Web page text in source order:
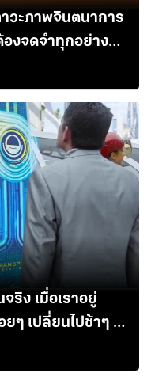
วะภาพจินตนาการ
องจดจำทุกอย่าง
ริง เมื่อเราอยู่
ยๆ เปลี่ยนไปช้าๆ ไม่
รรมมนุษย์